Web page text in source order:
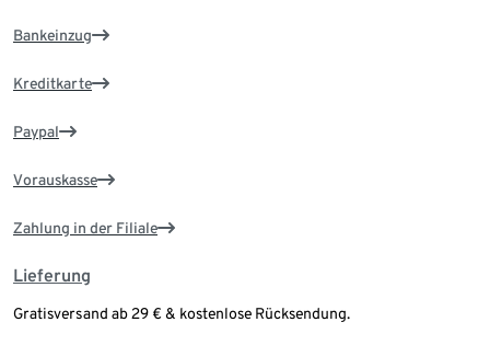
Bankeinzug
Kreditkarte
Paypal
Vorauskasse
Zahlung in der Filiale
Lieferung
Gratisversand ab 29 € & kostenlose Rücksendung.